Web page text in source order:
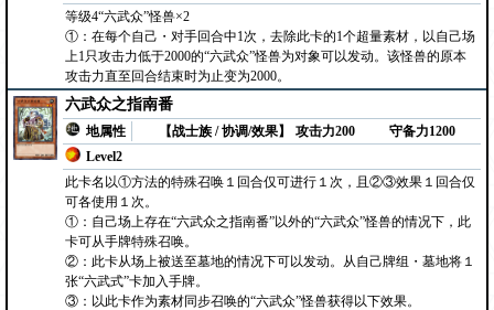
等级4“六武众”怪兽×2
①：在每个自己・对手回合中1次，去除此卡的1个超量素材，以自己场
上1只攻击力低于2000的“六武众”怪兽为对象可以发动。该怪兽的原本
攻击力直至回合结束时为止变为2000。
六武众之指南番
地属性
【战士族 / 协调/效果】
Level2
攻击力200 守备力1200
此卡名以①方法的特殊召唤１回合仅可进行１次，且②③效果１回合仅
可各使用１次。
①：自己场上存在“六武众之指南番”以外的“六武众”怪兽的情况下，此
卡可从手牌特殊召唤。
②：此卡从场上被送至墓地的情况下可以发动。从自己牌组・墓地将１
张“六武式”卡加入手牌。
③：以此卡作为素材同步召唤的“六武众”怪兽获得以下效果。